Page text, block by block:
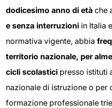
dodicesimo anno di età che
e senza interruzioni in Italia
normativa vigente, abbia
territorio nazionale, per
cicli scolastici presso istituti
nazionale di istruzione o per
formazione professionale